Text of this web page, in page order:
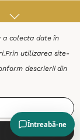
a colecta date în
Prin utilizarea site-
descrierii din